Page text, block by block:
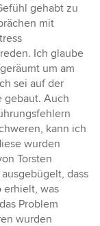
gehabt zu
mit
Ich glaube
um am
sei auf der
gebaut. Auch
kann ich
wurden
Torsten
dass
erhielt, was
Problem
wurden